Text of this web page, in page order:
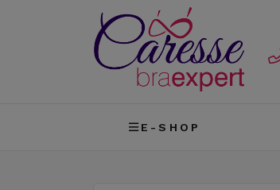
E-SHOP